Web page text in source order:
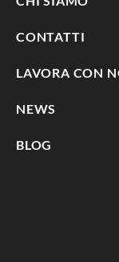
CONTATTI
LAVORA CON
NEWS
BLOG